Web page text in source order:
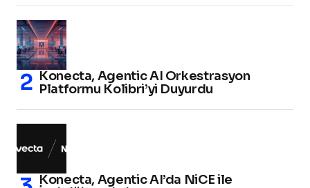
Konecta, Agentic AI Orkestrasyon
Platformu Kolibri’yi Duyurdu
Konecta, Agentic AI’da NiCE ile